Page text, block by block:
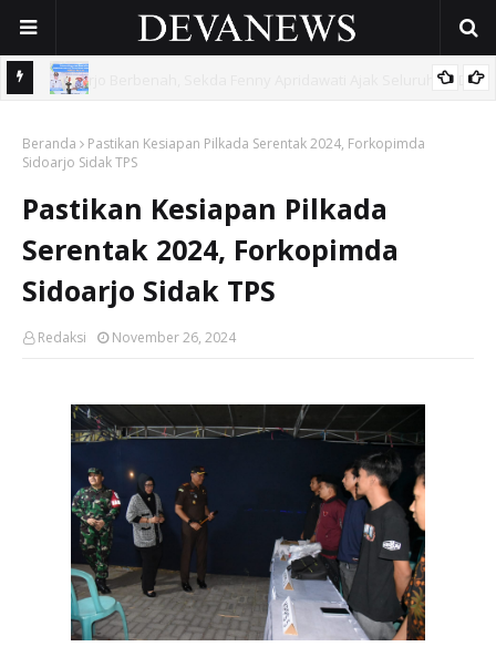
42.210 Pekerja Rentan Lewat BPJS Ketenagakerjaan
Beranda
Pastikan Kesiapan Pilkada Serentak 2024, Forkopimda
Sidoarjo Sidak TPS
Pastikan Kesiapan Pilkada
Serentak 2024, Forkopimda
Sidoarjo Sidak TPS
Redaksi November 26, 2024